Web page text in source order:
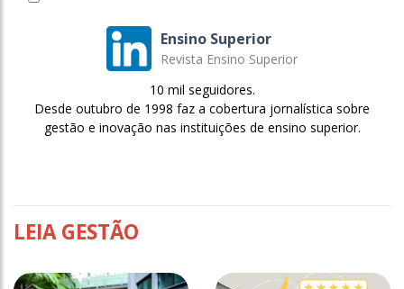
Ensino Superior
Revista Ensino Superior
10 mil seguidores.
Desde outubro de 1998 faz a cobertura jornalística sobre
gestão e inovação nas instituições de ensino superior.
LEIA GESTÃO